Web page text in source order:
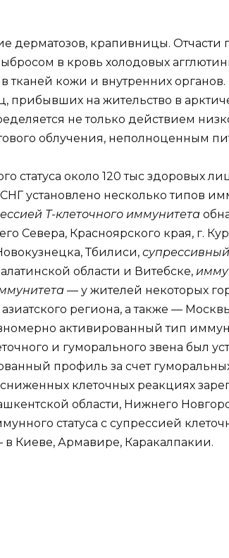
дерматозов, крапивницы. Отчасти
в кровь холодовых
тканей кожи и внутренних
прибывших на жительство в
не только действием
облучения, неполноценным
статуса около 120 тыс здоровых
установлено несколько типов
Т-клеточного иммунитета
Севера, Красноярского края, г.
Тбилиси,
области и Витебске,
— у жителей некоторых
региона, а также —
активированный тип
и гуморального звена был
профиль за счет
клеточных реакциях
области, Нижнего
статуса с супрессией
Киеве, Армавире, Каракалпакии.